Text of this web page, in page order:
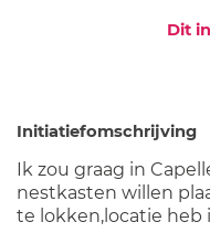
Dit
Initiatiefomschrijving
Ik zou graag in
nestkasten willen
te lokken,locatie heb